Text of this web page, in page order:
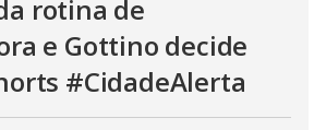
rotina de
e Gottino decide
#CidadeAlerta